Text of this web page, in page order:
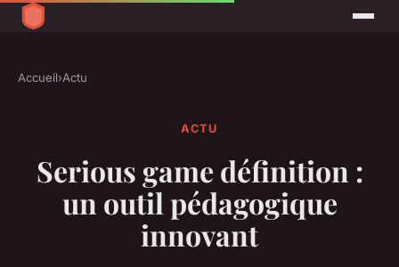
Accueil›Actu
ACTU
Serious game définition :
un outil pédagogique
innovant